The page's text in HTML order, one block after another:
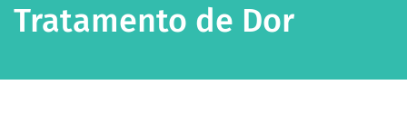
Tratamento de Dor